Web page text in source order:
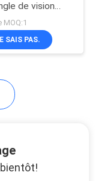
de vision
de points
de vie
MOQ:1
SAIS PAS.